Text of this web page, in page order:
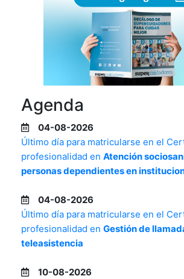
Agenda
04-08-2026
Último día para matricularse en el
profesionalidad en Atención
personas dependientes en
04-08-2026
Último día para matricularse en el
profesionalidad en Gestión de
teleasistencia
10-08-2026